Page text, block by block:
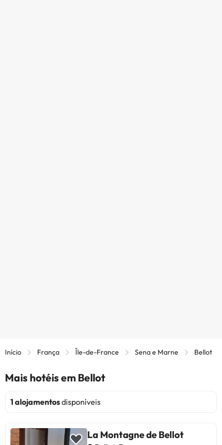
Início França Île-de-France Sena e Marne Bellot
Mais hotéis em Bellot
1 alojamentosdisponíveis
La Montagne de Bellot